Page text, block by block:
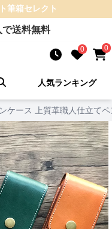
筆箱セレクト
送料無料
0 0
人気ランキング
ケース 上質革職人仕立て